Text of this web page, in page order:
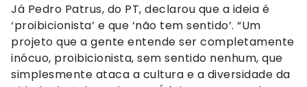
Já Pedro Patrus, do PT, declarou que a ideia é
‘proibicionista’ e que ‘não tem sentido’. “Um
projeto que a gente entende ser completamente
inócuo, proibicionista, sem sentido nenhum, que
simplesmente ataca a cultura e a diversidade da